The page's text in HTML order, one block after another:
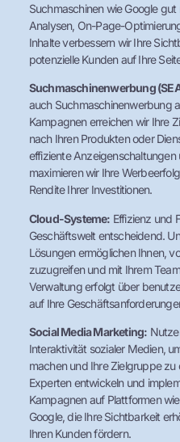
Suchmaschinen wie Google
Analysen, On-Page-
Inhalte verbessern wir Ihre
potenzielle Kunden auf Ihre
Suchmaschinenwerbung
auch Suchmaschinenwerbung
Kampagnen erreichen wir Ihre
nach Ihren Produkten oder
effiziente
maximieren wir Ihre
Rendite Ihrer Investitionen.
Cloud-Systeme: Effizienz und
Geschäftswelt entscheidend.
Lösungen ermöglichen Ihnen,
zuzugreifen und mit Ihrem
Verwaltung erfolgt über
auf Ihre
Social Media Marketing:
Interaktivität sozialer Medien,
machen und Ihre Zielgruppe zu
Experten entwickeln und
Kampagnen auf Plattformen
Google, die Ihre Sichtbarkeit
Ihren Kunden fördern.